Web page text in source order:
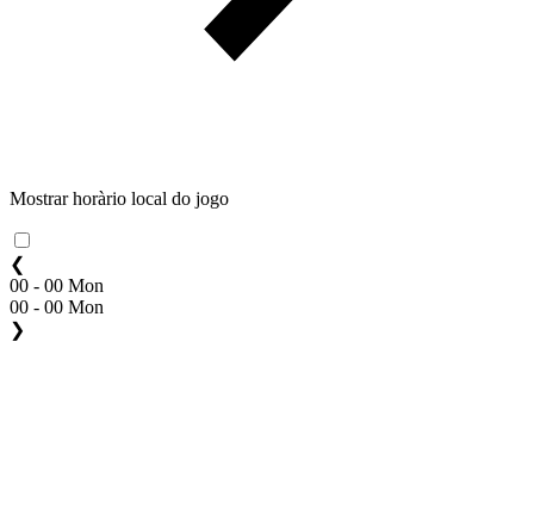
Mostrar horàrio local do jogo
❮
00 - 00 Mon
00 - 00 Mon
❯